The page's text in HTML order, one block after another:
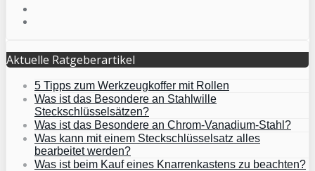
Aktuelle Ratgeberartikel
5 Tipps zum Werkzeugkoffer mit Rollen
Was ist das Besondere an Stahlwille
Steckschlüsselsätzen?
Was ist das Besondere an Chrom-Vanadium-Stahl?
Was kann mit einem Steckschlüsselsatz alles
bearbeitet werden?
Was ist beim Kauf eines Knarrenkastens zu beachten?